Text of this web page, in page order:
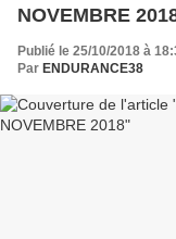
NOVEMBRE
Publié le 25/10/2018 à
Par ENDURANCE38